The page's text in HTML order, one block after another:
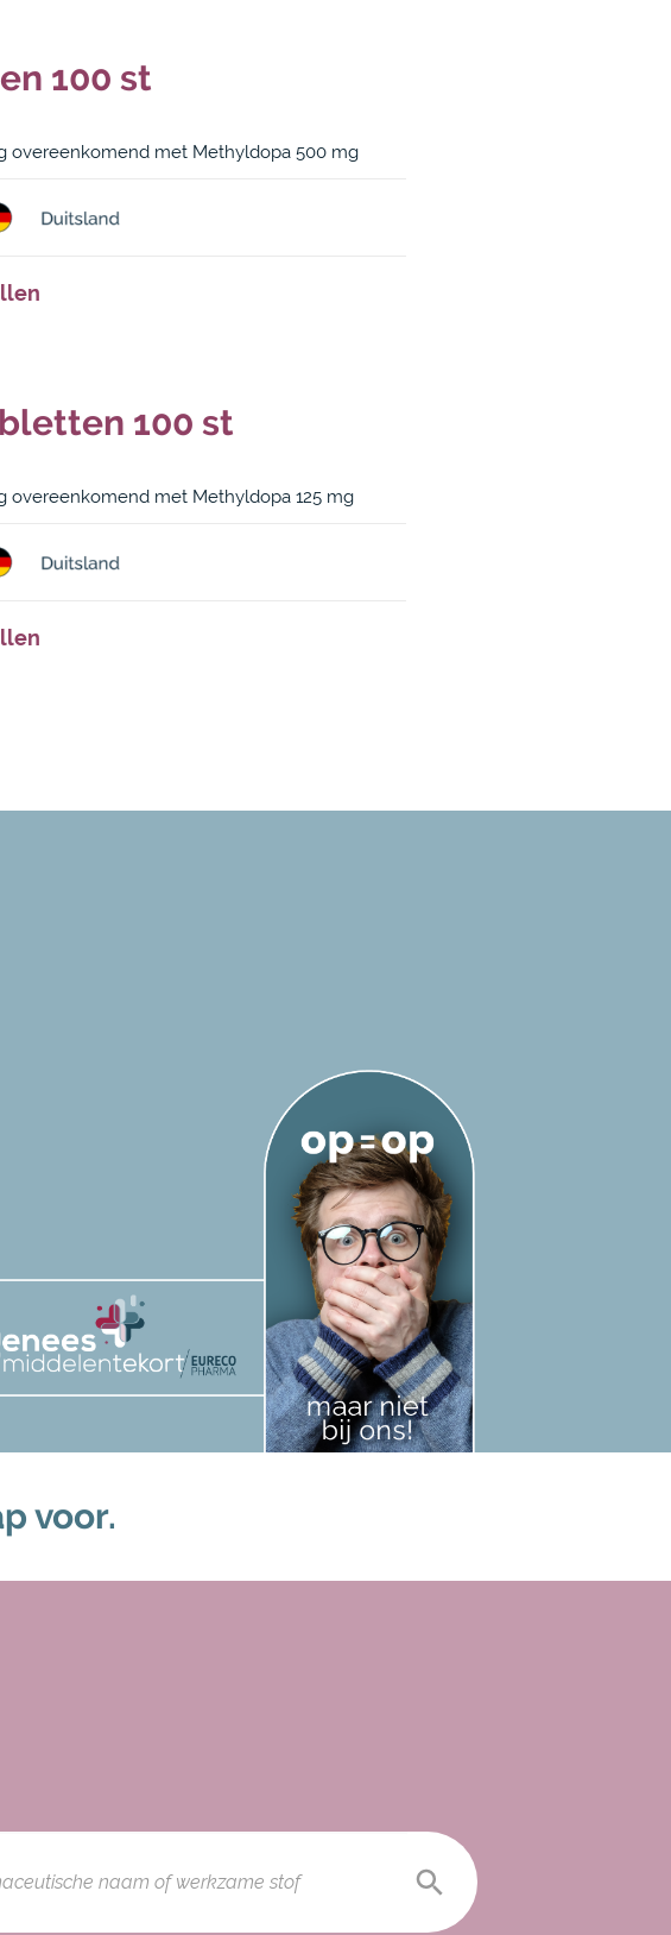
100 st
overeenkomend met Methyldopa 500 mg
100 st
overeenkomend met Methyldopa 125 mg
voor.